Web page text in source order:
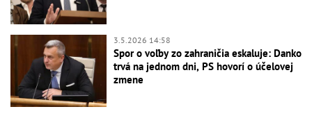
3.5.2026 14:58
Spor o voľby zo zahraničia eskaluje: Danko
trvá na jednom dni, PS hovorí o účelovej
zmene